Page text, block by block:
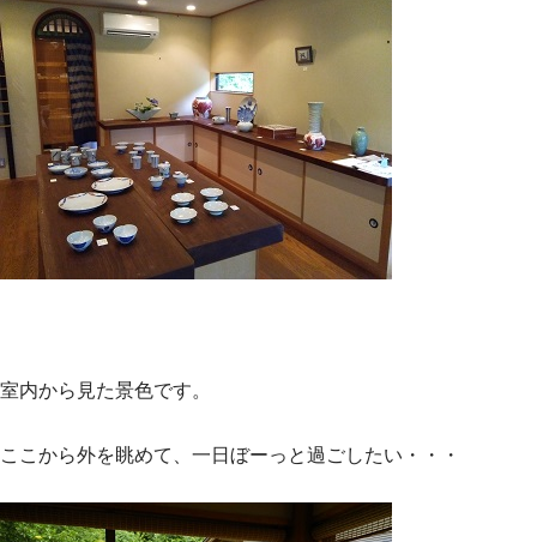
室内から見た景色です。
ここから外を眺めて、一日ぼーっと過ごしたい・・・